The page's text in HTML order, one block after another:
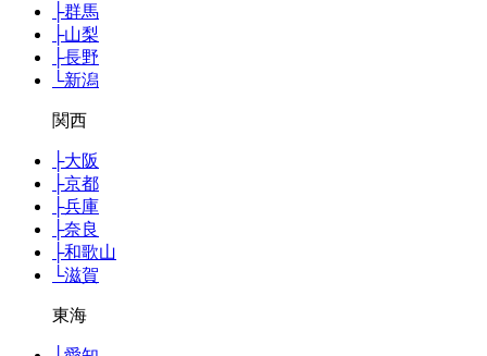
├群馬
├山梨
├長野
└新潟
関西
├大阪
├京都
├兵庫
├奈良
├和歌山
└滋賀
東海